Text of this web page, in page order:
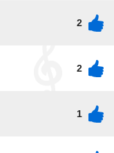
2
2
1